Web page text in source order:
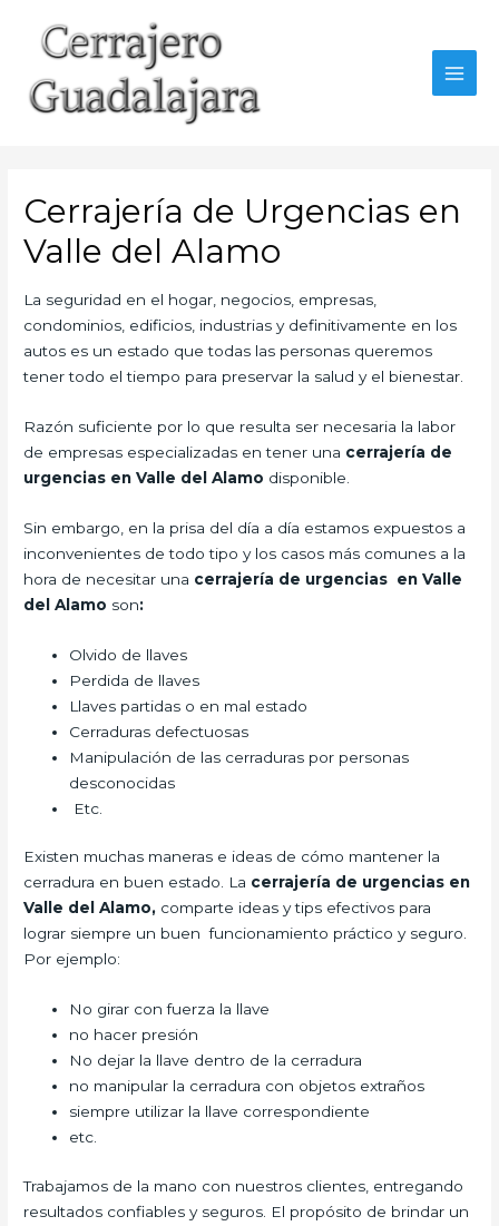
contenido
Cerrajería de Urgencias en
Valle del Alamo
La seguridad en el hogar, negocios, empresas,
condominios, edificios, industrias y definitivamente en los
autos es un estado que todas las personas queremos
tener todo el tiempo para preservar la salud y el bienestar.
Razón suficiente por lo que resulta ser necesaria la labor
de empresas especializadas en tener una cerrajería de
urgencias en Valle del Alamo disponible.
Sin embargo, en la prisa del día a día estamos expuestos a
inconvenientes de todo tipo y los casos más comunes a la
hora de necesitar una cerrajería de urgencias en Valle
del Alamo son:
Olvido de llaves
Perdida de llaves
Llaves partidas o en mal estado
Cerraduras defectuosas
Manipulación de las cerraduras por personas
desconocidas
Etc.
Existen muchas maneras e ideas de cómo mantener la
cerradura en buen estado. La cerrajería de urgencias en
Valle del Alamo, comparte ideas y tips efectivos para
lograr siempre un buen funcionamiento práctico y seguro.
Por ejemplo:
No girar con fuerza la llave
no hacer presión
No dejar la llave dentro de la cerradura
no manipular la cerradura con objetos extraños
siempre utilizar la llave correspondiente
etc.
Trabajamos de la mano con nuestros clientes, entregando
resultados confiables y seguros. El propósito de brindar un